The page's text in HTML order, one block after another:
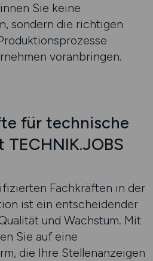
Sie keine
sondern die richtigen
voranbringen.
für technische
Fachkräften in der
ist ein entscheidender
und Wachstum. Mit
Sie auf eine
die Ihre Stellenanzeigen